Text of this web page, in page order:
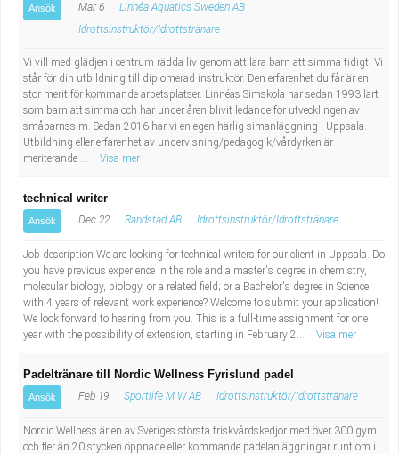
Ansök Mar 6
Linnéa Aquatics Sweden AB
Idrottsinstruktör/Idrottstränare
Vi vill med glädjen i centrum rädda liv genom att lära barn att simma tidigt! Vi
står för din utbildning till diplomerad instruktör. Den erfarenhet du får är en
stor merit för kommande arbetsplatser. Linnéas Simskola har sedan 1993 lärt
som barn att simma och har under åren blivit ledande för utvecklingen av
småbarnssim. Sedan 2016 har vi en egen härlig simanläggning i Uppsala.
Utbildning eller erfarenhet av undervisning/pedagogik/vårdyrken är
meriterande ...
Visa mer
technical writer
Ansök Dec 22 Randstad AB Idrottsinstruktör/Idrottstränare
Job description We are looking for technical writers for our client in Uppsala. Do
you have previous experience in the role and a master's degree in chemistry,
molecular biology, biology, or a related field; or a Bachelor's degree in Science
with 4 years of relevant work experience? Welcome to submit your application!
We look forward to hearing from you. This is a full-time assignment for one
year with the possibility of extension, starting in February 2...
Visa mer
Padeltränare till Nordic Wellness Fyrislund padel
Ansök Feb 19 Sportlife M W AB Idrottsinstruktör/Idrottstränare
Nordic Wellness är en av Sveriges största friskvårdskedjor med över 300 gym
och fler än 20 stycken öppnade eller kommande padelanläggningar runt om i